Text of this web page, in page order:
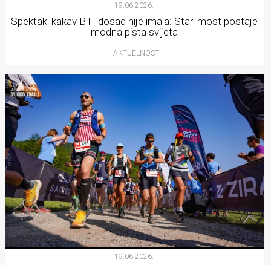
19.06.2026.
Spektakl kakav BiH dosad nije imala: Stari most postaje
modna pista svijeta
AKTUELNOSTI
19.06.2026.